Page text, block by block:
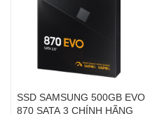
SSD SAMSUNG 500GB EVO
870 SATA 3 CHÍNH HÃNG